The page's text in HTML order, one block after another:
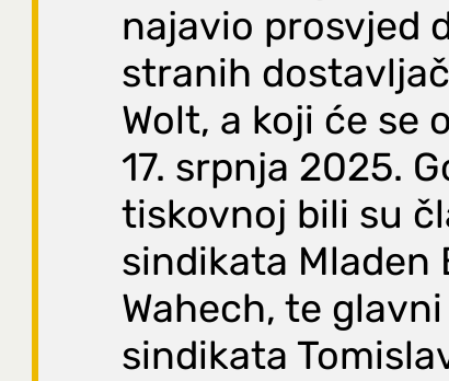
najavio prosvjed
stranih
Wolt, a koji će se
17. srpnja 2025.
tiskovnoj bili su
sindikata Mladen
Wahech, te
sindikata